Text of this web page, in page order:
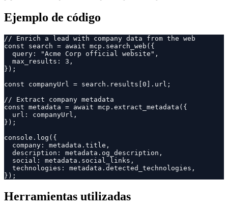
Ejemplo de código
// Enrich a lead with company data from the web
const search = await mcp.search_web({
  query: "Acme Corp official website",
  max_results: 3,
});
const companyUrl = search.results[0].url;
// Extract company metadata
const metadata = await mcp.extract_metadata({
  url: companyUrl,
});
console.log({
  company: metadata.title,
  description: metadata.og_description,
  social: metadata.social_links,
  technologies: metadata.detected_technologies,
});
Herramientas utilizadas